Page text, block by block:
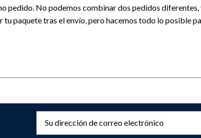
pedido. No podemos combinar dos pedidos diferentes,
tu paquete tras el envío, pero hacemos todo lo posible